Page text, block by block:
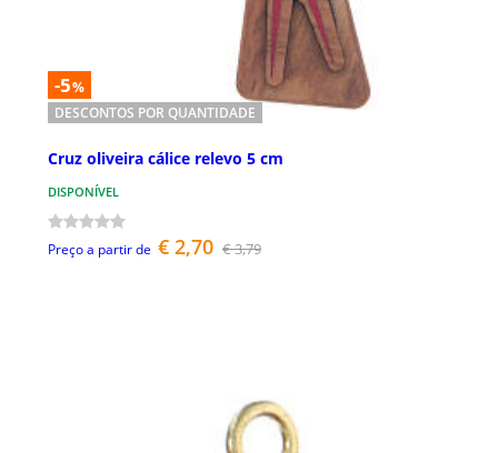
-5%
DESCONTOS POR QUANTIDADE
Cruz oliveira cálice relevo 5 cm
DISPONÍVEL
Preço a partir de € 2,70 € 3,79